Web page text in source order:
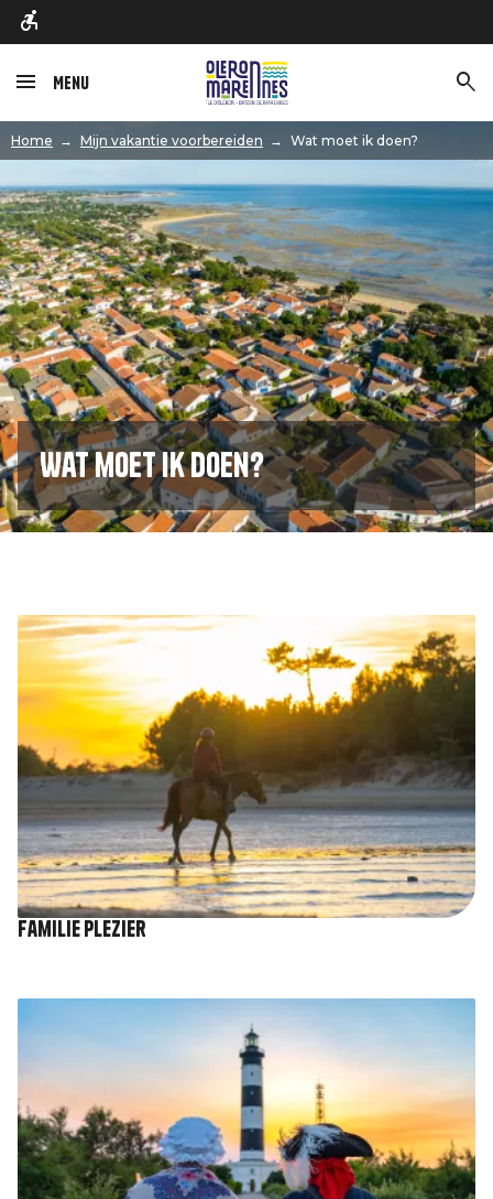
Menu
Home Mijn vakantie voorbereiden Wat moet ik doen?
Wat moet ik doen?
Afbeelding
Familie plezier
Afbeelding